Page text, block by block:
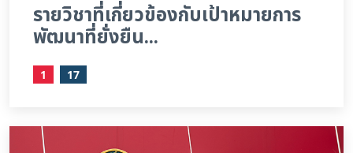
รายวิชาที่เกี่ยวข้องกับเป้าหมายการ
พัฒนาที่ยั่งยืน...
1 17